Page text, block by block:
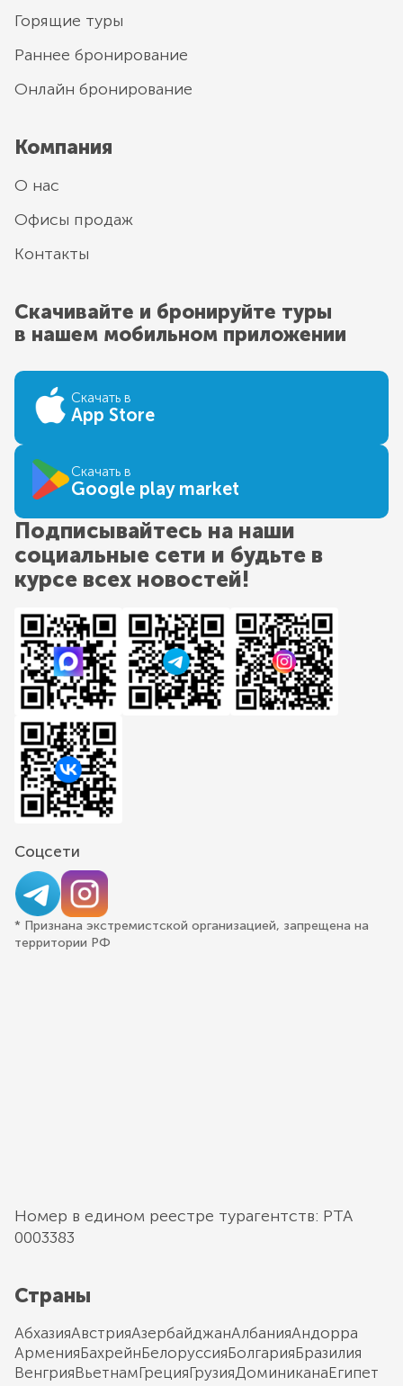
Горящие туры
Раннее бронирование
Онлайн бронирование
Компания
О нас
Офисы продаж
Контакты
Скачивайте и бронируйте туры
в нашем мобильном приложении
Скачать в
App Store
Скачать в
Google play market
Подписывайтесь на наши
социальные сети и будьте в
курсе всех новостей!
Соцсети
* Признана экстремистской организацией, запрещена на
территории РФ
Номер в едином реестре турагентств: РТА
0003383
Страны
АбхазияАвстрияАзербайджанАлбанияАндорра
АрменияБахрейнБелоруссияБолгарияБразилия
ВенгрияВьетнамГрецияГрузияДоминиканаЕгипет